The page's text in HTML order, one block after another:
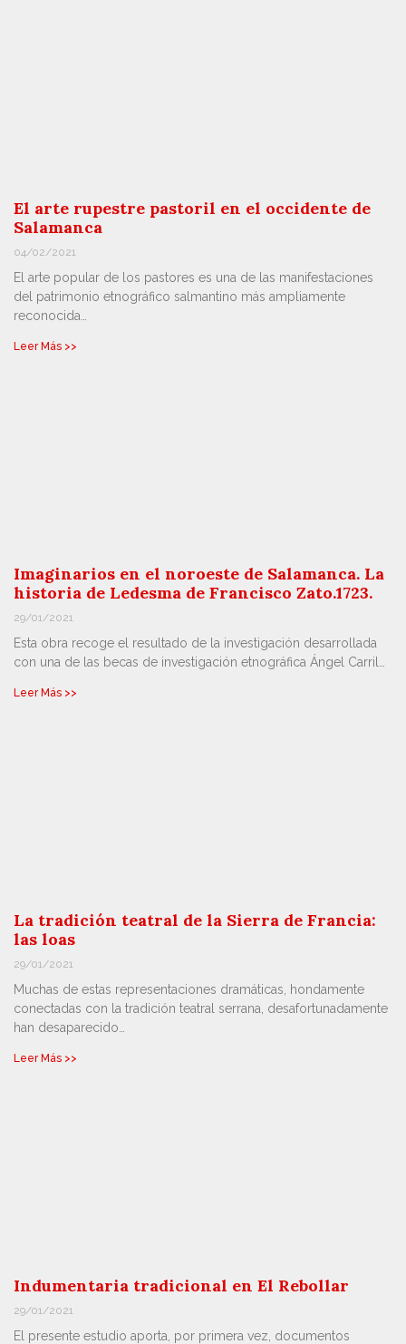
El arte rupestre pastoril en el occidente de
Salamanca
04/02/2021
El arte popular de los pastores es una de las manifestaciones
del patrimonio etnográfico salmantino más ampliamente
reconocida…
Leer Más >>
Imaginarios en el noroeste de Salamanca. La
historia de Ledesma de Francisco Zato.1723.
29/01/2021
Esta obra recoge el resultado de la investigación desarrollada
con una de las becas de investigación etnográfica Ángel Carril…
Leer Más >>
La tradición teatral de la Sierra de Francia:
las loas
29/01/2021
Muchas de estas representaciones dramáticas, hondamente
conectadas con la tradición teatral serrana, desafortunadamente
han desaparecido…
Leer Más >>
Indumentaria tradicional en El Rebollar
29/01/2021
El presente estudio aporta, por primera vez, documentos